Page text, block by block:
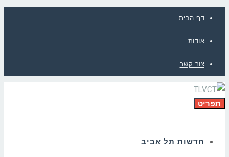
דף הבית
אודות
צור קשר
תפריט
חדשות תל אביב